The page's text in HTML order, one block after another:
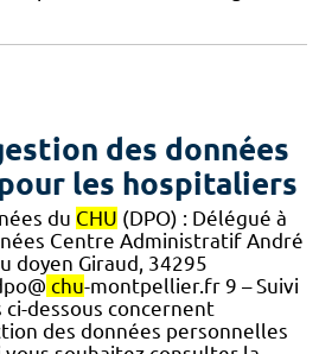
des données
les hospitaliers
du CHU (DPO) : Délégué à
Centre Administratif André
doyen Giraud, 34295
chu-montpellier.fr 9 – Suivi
dessous concernent
des données personnelles